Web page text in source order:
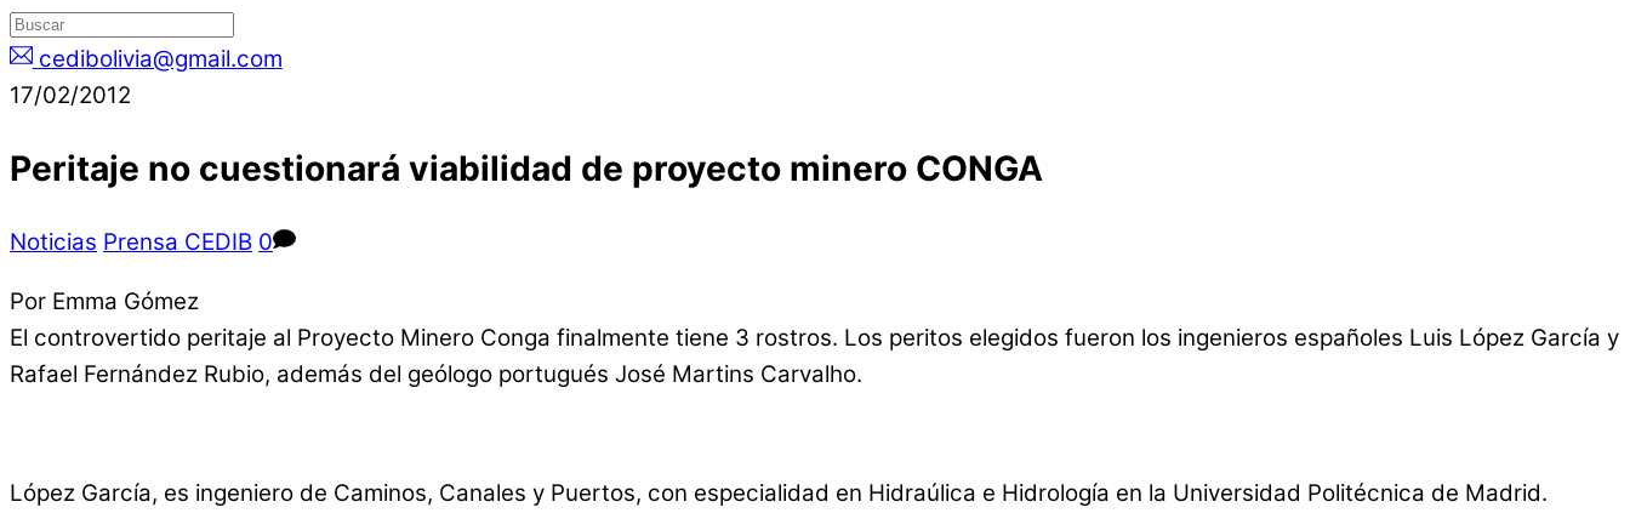
cedibolivia@gmail.com
17/02/2012
Peritaje no cuestionará viabilidad de proyecto minero CONGA
Noticias Prensa CEDIB 0
Por Emma Gómez
El controvertido peritaje al Proyecto Minero Conga finalmente tiene 3 rostros. Los peritos elegidos fueron los ingenieros españoles Luis López García y
Rafael Fernández Rubio, además del geólogo portugués José Martins Carvalho.
López García, es ingeniero de Caminos, Canales y Puertos, con especialidad en Hidraúlica e Hidrología en la Universidad Politécnica de Madrid.